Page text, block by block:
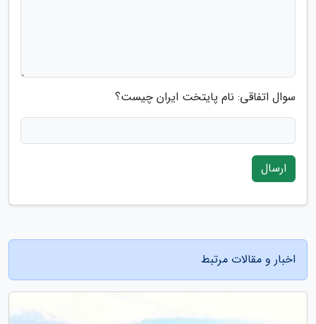
سوال اتفاقی: نام پایتخت ایران چیست؟
ارسال
اخبار و مقالات مرتبط